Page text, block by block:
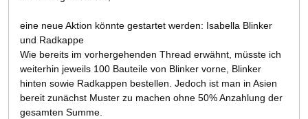
eine neue Aktion könnte gestartet werden: Isabella Blinker
und Radkappe
Wie bereits im vorhergehenden Thread erwähnt, müsste ich
weiterhin jeweils 100 Bauteile von Blinker vorne, Blinker
hinten sowie Radkappen bestellen. Jedoch ist man in Asien
bereit zunächst Muster zu machen ohne 50% Anzahlung der
gesamten Summe.